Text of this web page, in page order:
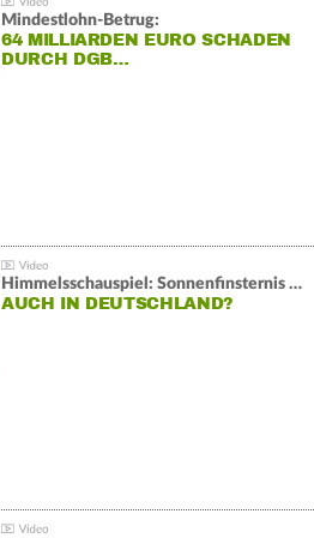
Mindestlohn-Betrug:
64 MILLIARDEN EURO SCHADEN
DURCH DGB…
Himmelsschauspiel: Sonnenfinsternis über Spanien
AUCH IN DEUTSCHLAND?